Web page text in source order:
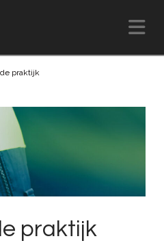
praktijk
praktijk